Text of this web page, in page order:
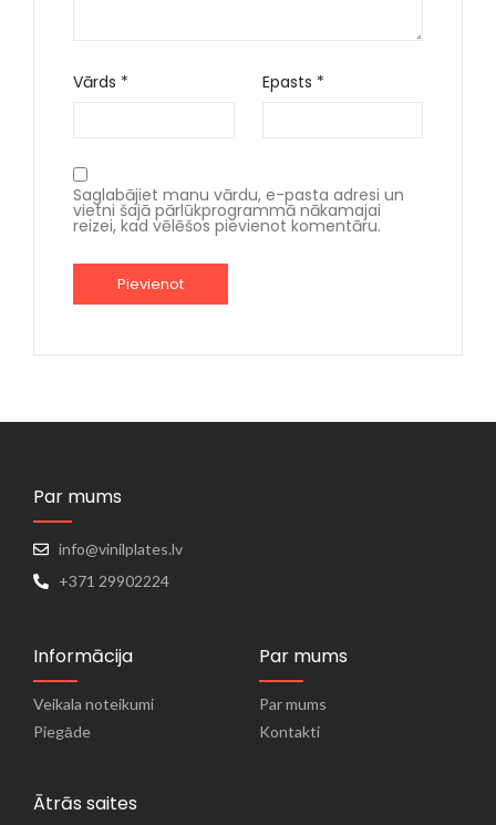
Vārds * Epasts *
Saglabājiet manu vārdu, e-pasta adresi un
vietni šajā pārlūkprogrammā nākamajai
reizei, kad vēlēšos pievienot komentāru.
Par mums
info@vinilplates.lv
+371 29902224
Informācija
Veikala noteikumi
Piegāde
Par mums
Par mums
Kontakti
Ātrās saites